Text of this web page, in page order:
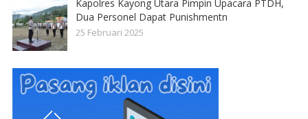
Kapolres Kayong Utara Pimpin Upacara PTDH,
Dua Personel Dapat Punishmentn
25 Februari 2025